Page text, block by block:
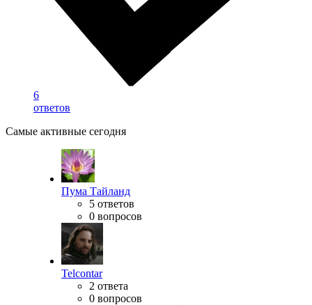
6
ответов
Самые активные сегодня
Пума Тайланд
5 ответов
0 вопросов
Telcontar
2 ответа
0 вопросов